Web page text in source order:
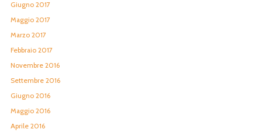
Giugno 2017
Maggio 2017
Marzo 2017
Febbraio 2017
Novembre 2016
Settembre 2016
Giugno 2016
Maggio 2016
Aprile 2016